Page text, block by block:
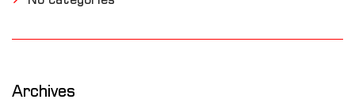
Archives